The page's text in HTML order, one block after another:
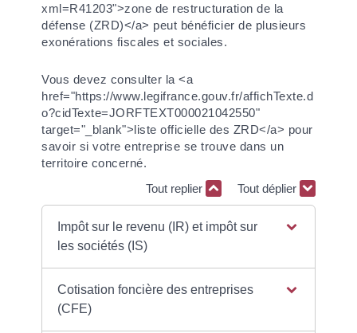
xml=R41203">zone de restructuration de la
défense (ZRD)</a> peut bénéficier de plusieurs
exonérations fiscales et sociales.
Vous devez consulter la <a
href="https://www.legifrance.gouv.fr/affichTexte.d
o?cidTexte=JORFTEXT000021042550"
target="_blank">liste officielle des ZRD</a> pour
savoir si votre entreprise se trouve dans un
territoire concerné.
Tout replier
Tout déplier
Impôt sur le revenu (IR) et impôt sur
les sociétés (IS)
Cotisation foncière des entreprises
(CFE)